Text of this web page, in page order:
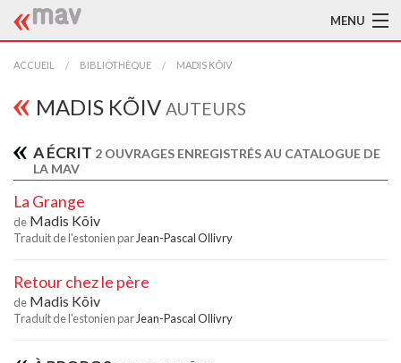
MENU
ACCUEIL
LA MAV
TRADUCTEURS
AIDE À LA TRADUCTION
À L'AFFICHE
ACCUEIL BIBLIOTHÈQUE MADIS KÕIV
MADIS KÕIV AUTEURS
A ÉCRIT 2 OUVRAGES ENREGISTRÉS AU CATALOGUE DE
LA MAV
La Grange
de Madis Kõiv
Traduit de l'estonien par Jean-Pascal Ollivry
Retour chez le père
de Madis Kõiv
Traduit de l'estonien par Jean-Pascal Ollivry